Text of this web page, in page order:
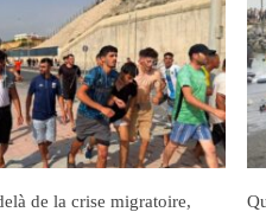
de la crise migratoire,